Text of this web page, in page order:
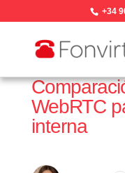
+34
WebRTC
interna